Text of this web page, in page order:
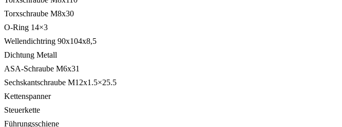
Torxschraube M8x30
O-Ring 14×3
Wellendichtring 90x104x8,5
Dichtung Metall
ASA-Schraube M6x31
Sechskantschraube M12x1.5×25.5
Kettenspanner
Steuerkette
Führungsschiene